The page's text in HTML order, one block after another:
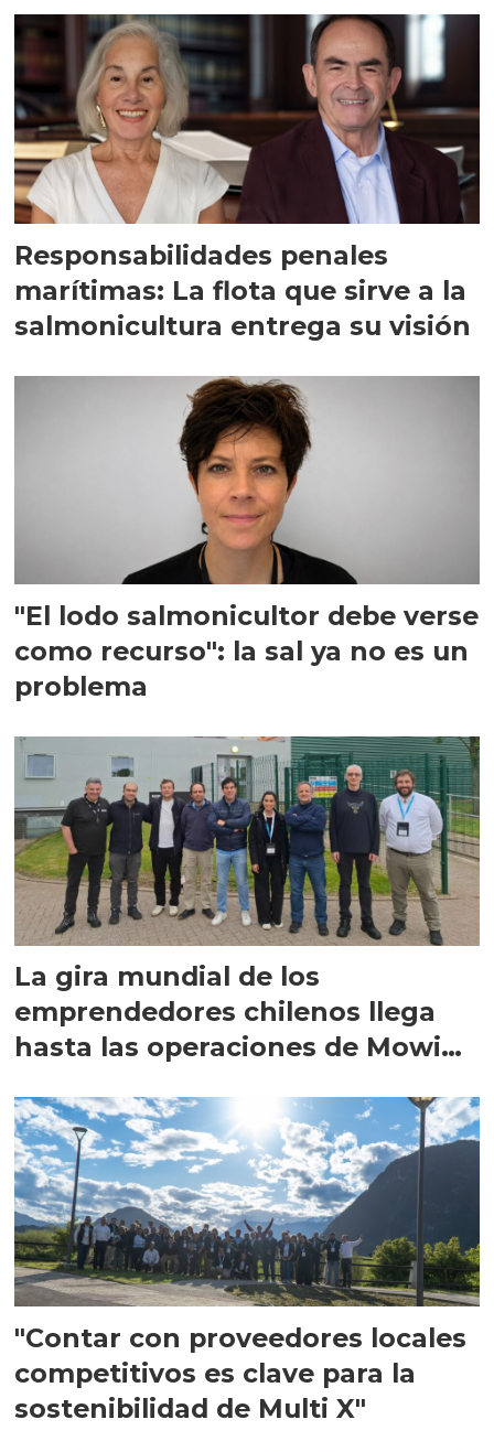
Responsabilidades penales
marítimas: La flota que sirve a la
salmonicultura entrega su visión
"El lodo salmonicultor debe verse
como recurso": la sal ya no es un
problema
La gira mundial de los
emprendedores chilenos llega
hasta las operaciones de Mowi
"Contar con proveedores locales
competitivos es clave para la
sostenibilidad de Multi X"